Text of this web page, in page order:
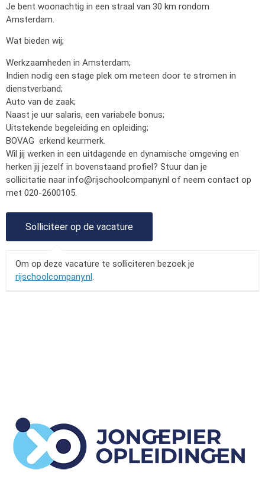
Je bent woonachtig in een straal van 30 km rondom
Amsterdam.
Wat bieden wij;
Werkzaamheden in Amsterdam;
Indien nodig een stage plek om meteen door te stromen in
dienstverband;
Auto van de zaak;
Naast je uur salaris, een variabele bonus;
Uitstekende begeleiding en opleiding;
BOVAG erkend keurmerk.
Wil jij werken in een uitdagende en dynamische omgeving en
herken jij jezelf in bovenstaand profiel? Stuur dan je
sollicitatie naar info@rijschoolcompany.nl of neem contact op
met 020-2600105.
Om op deze vacature te solliciteren bezoek je
rijschoolcompany.nl .